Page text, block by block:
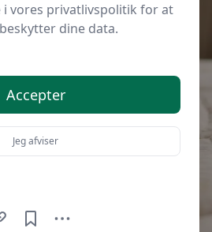
og roterer du din
i vores privatlivspolitik for at
dine data.
Accepter
Jeg afviser